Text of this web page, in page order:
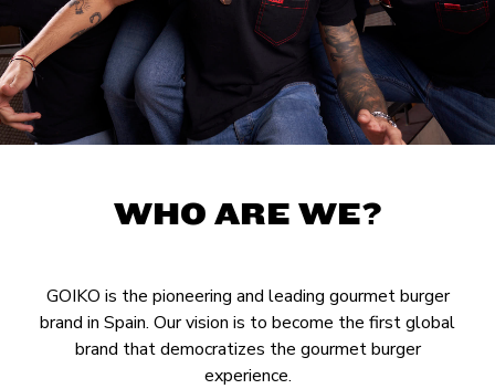
WHO ARE WE?
GOIKO is the pioneering and leading gourmet burger
brand in Spain. Our vision is to become the first global
brand that democratizes the gourmet burger
experience.